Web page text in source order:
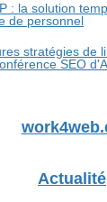
: la solution
de personnel
stratégies de
SEO
Actualité